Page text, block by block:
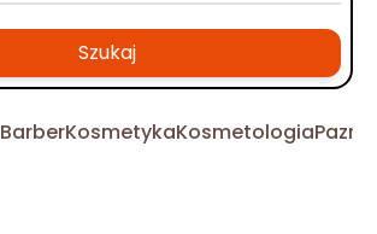
Szukaj
BarberKosmetykaKosmetologia